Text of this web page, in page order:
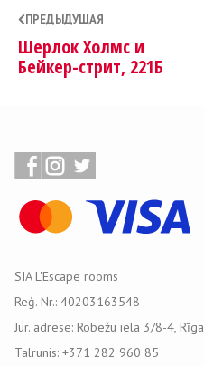
ПРЕДЫДУЩАЯ
Шерлок Холмс и
Бейкер-стрит, 221Б
SIA L'Escape rooms
Reģ. Nr.: 40203163548
Jur. adrese: Robežu iela 3/8-4, Rīga
Talrunis: +371 282 960 85